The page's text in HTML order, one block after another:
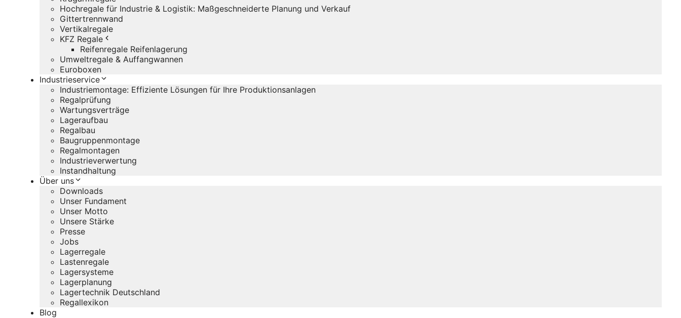
Hochregale für Industrie & Logistik: Maßgeschneiderte Planung und Verkauf
Gittertrennwand
Vertikalregale
KFZ Regale
Reifenregale Reifenlagerung
Umweltregale & Auffangwannen
Euroboxen
Industrieservice
Industriemontage: Effiziente Lösungen für Ihre Produktionsanlagen
Regalprüfung
Wartungsverträge
Lageraufbau
Regalbau
Baugruppenmontage
Regalmontagen
Industrieverwertung
Instandhaltung
Über uns
Downloads
Unser Fundament
Unser Motto
Unsere Stärke
Presse
Jobs
Lagerregale
Lastenregale
Lagersysteme
Lagerplanung
Lagertechnik Deutschland
Regallexikon
Blog